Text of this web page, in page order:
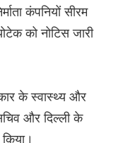
कंपनियों सीरम
को नोटिस जारी
के स्वास्थ्य और
और दिल्ली के